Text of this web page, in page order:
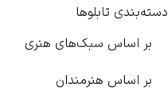
سبک‌های هنری
هنرمندان